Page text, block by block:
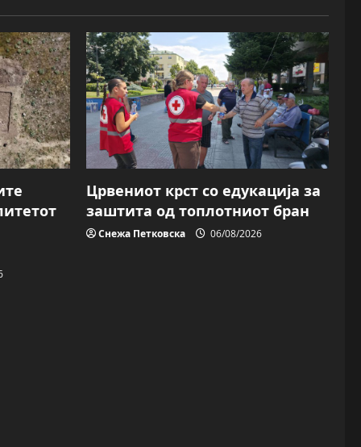
Црвениот крст со едукација за
заштита од топлотниот бран
Снежа Петковска 06/08/2026